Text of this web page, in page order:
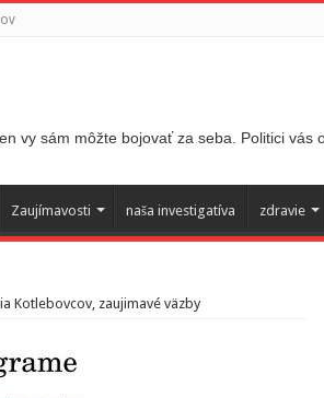
vy sám môžte bojovať za seba. Politici vás
Zaujímavosti naša investigatíva zdravie
Kotlebovcov, zaujimavé väzby